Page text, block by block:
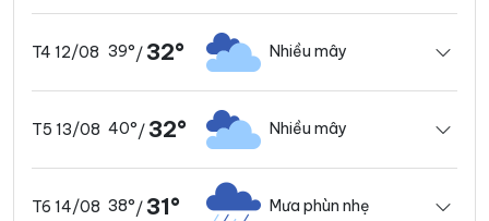
T4 12/08 39°/32° Nhiều mây
T5 13/08 40°/32° Nhiều mây
T6 14/08 38°/31° Mưa phùn nhẹ